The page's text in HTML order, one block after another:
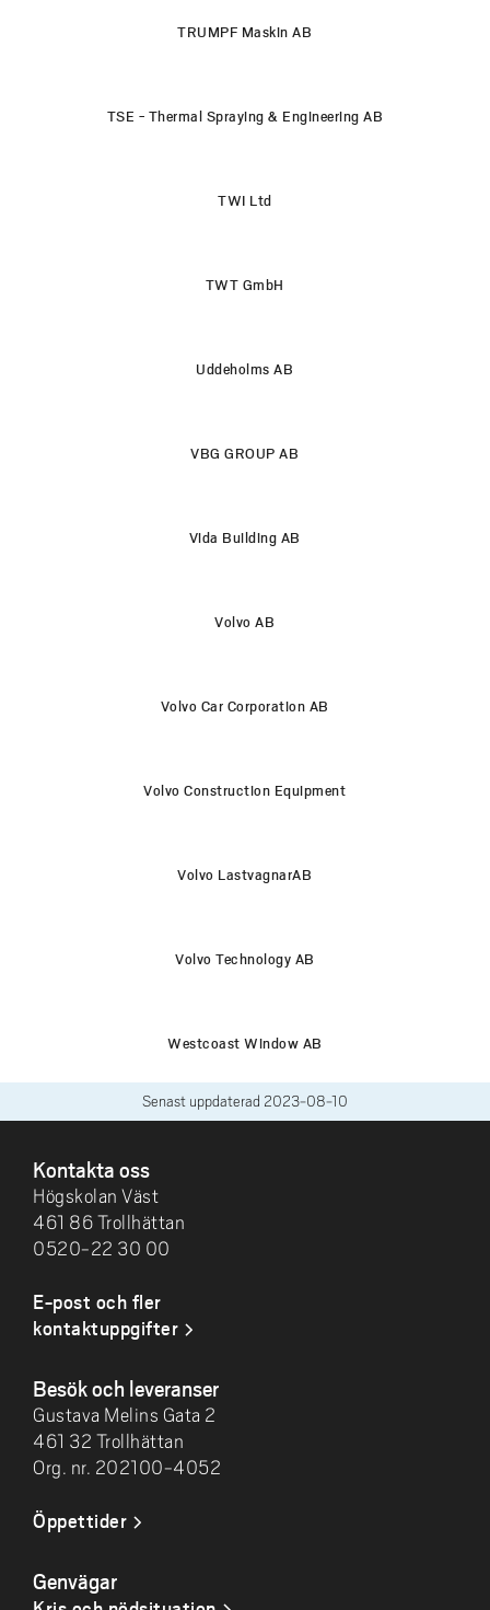
TRUMPF Maskin AB
TSE - Thermal Spraying & Engineering AB
TWI Ltd
TWT GmbH
Uddeholms AB
VBG GROUP AB
Vida Building AB
Volvo AB
Volvo Car Corporation AB
Volvo Construction Equipment
Volvo LastvagnarAB
Volvo Technology AB
Westcoast Window AB
Senast uppdaterad 2023-08-10
Kontakta oss
Högskolan Väst
461 86 Trollhättan
0520-22 30 00
E-post och fler
kontaktuppgifter
Besök och leveranser
Gustava Melins Gata 2
461 32 Trollhättan
Org. nr. 202100-4052
Öppettider
Genvägar